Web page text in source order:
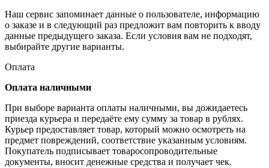
Наш сервис запоминает данные о пользователе, информацию
о заказе и в следующий раз предложит вам повторить к вводу
данные предыдущего заказа. Если условия вам не подходят,
выбирайте другие варианты.
Оплата
Оплата наличными
При выборе варианта оплаты наличными, вы дожидаетесь
приезда курьера и передаёте ему сумму за товар в рублях.
Курьер предоставляет товар, который можно осмотреть на
предмет повреждений, соответствие указанным условиям.
Покупатель подписывает товаросопроводительные
документы, вносит денежные средства и получает чек.